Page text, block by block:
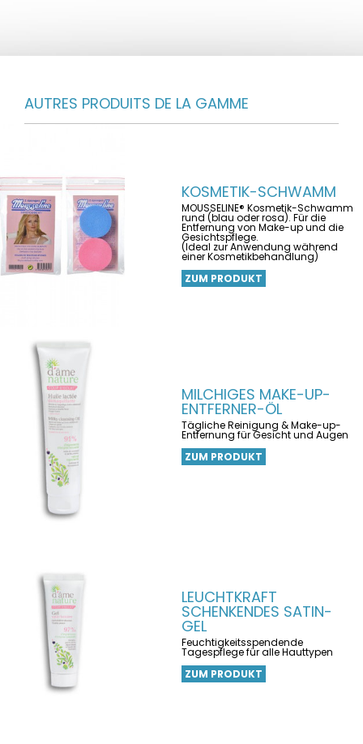
AUTRES PRODUITS DE LA GAMME
KOSMETIK-SCHWAMM
MOUSSELINE® Kosmetik-Schwamm
rund (blau oder rosa). Für die
Entfernung von Make-up und die
Gesichtspflege.
(Ideal zur Anwendung während
einer Kosmetikbehandlung)
ZUM PRODUKT
MILCHIGES MAKE-UP-
ENTFERNER-ÖL
Tägliche Reinigung & Make-up-
Entfernung für Gesicht und Augen
ZUM PRODUKT
LEUCHTKRAFT
SCHENKENDES SATIN-
GEL
Feuchtigkeitsspendende
Tagespflege für alle Hauttypen
ZUM PRODUKT